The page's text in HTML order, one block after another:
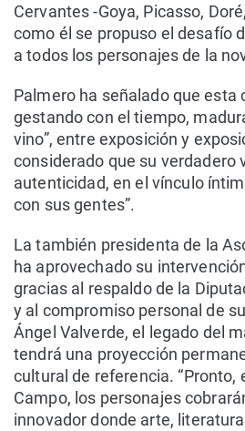
Cervantes -Goya, Picasso,
como él se propuso el desafío
a todos los personajes de la
Palmero ha señalado que esta
gestando con el tiempo,
vino”, entre exposición y
considerado que su verdadero
autenticidad, en el vínculo
con sus gentes”.
La también presidenta de la
ha aprovechado su
gracias al respaldo de la
y al compromiso personal de
Ángel Valverde, el legado del
tendrá una proyección
cultural de referencia. “Pronto,
Campo, los personajes
innovador donde arte,